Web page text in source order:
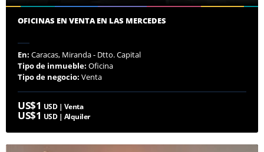
OFICINAS EN VENTA EN LAS MERCEDES
En: Caracas, Miranda - Dtto. Capital
Tipo de inmueble: Oficina
Tipo de negocio: Venta
US$1 USD | Venta
US$1 USD | Alquiler